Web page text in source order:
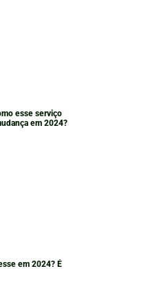
esse serviço
em 2024?
em 2024? É